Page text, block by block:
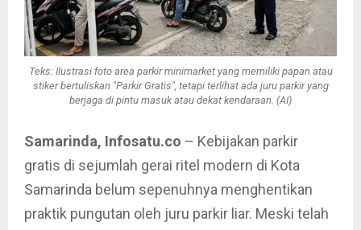
Teks: Ilustrasi foto area parkir minimarket yang memiliki papan atau
stiker bertuliskan "Parkir Gratis", tetapi terlihat ada juru parkir yang
berjaga di pintu masuk atau dekat kendaraan. (AI)
Samarinda, Infosatu.co – Kebijakan parkir
gratis di sejumlah gerai ritel modern di Kota
Samarinda belum sepenuhnya menghentikan
praktik pungutan oleh juru parkir liar. Meski telah